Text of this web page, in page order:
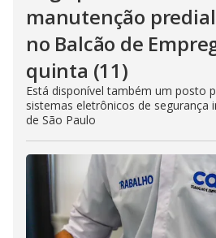
manutenção
no Balcão de
quinta (11)
Está disponível também um posto
sistemas eletrônicos de segurança
de São Paulo